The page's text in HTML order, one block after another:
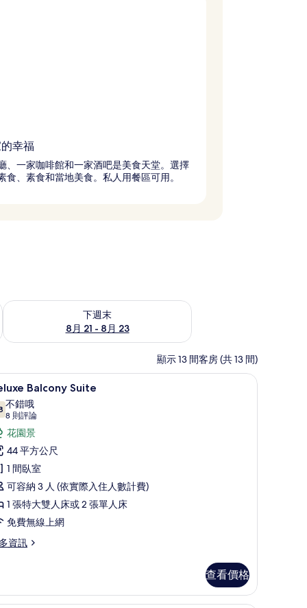
幸福
、一家咖啡館和一家酒吧是美食天堂。選擇
食、素食和當地美食。私人用餐區可用。
下週末
8月 21 - 8月 23
查看下週末 (8月 21 - 8月 23) 的供應情況
顯示 13 間客房 (共 13 間)
| 海灘/海景 Deluxe Balcony Suite | 高級寢具、Select
7 Balcony Suite
分，滿分 10 分
不錯哦
8 則評論
(8
則
評
論)
花園景
44 平方公尺
1 間臥室
可容納 3 人 (依實際入住人數計費)
1 張特大雙人床或 2 張單人床
免費無線上網
資訊
查看價格